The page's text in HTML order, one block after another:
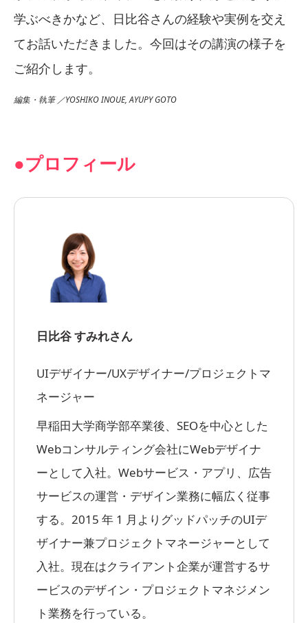
学ぶべきかなど、日比谷さんの経験や実例を交え
てお話いただきました。今回はその講演の様子を
ご紹介します。
編集・執筆 ／YOSHIKO INOUE, AYUPY GOTO
●プロフィール
日比谷 すみれさん
UIデザイナー/UXデザイナー/プロジェクトマ
ネージャー
早稲田大学商学部卒業後、SEOを中心とした
Webコンサルティング会社にWebデザイナ
ーとして入社。Webサービス・アプリ、広告
サービスの運営・デザイン業務に幅広く従事
する。2015 年 1 月よりグッドパッチのUIデ
ザイナー兼プロジェクトマネージャーとして
入社。現在はクライアント企業が運営するサ
ービスのデザイン・プロジェクトマネジメン
ト業務を行っている。